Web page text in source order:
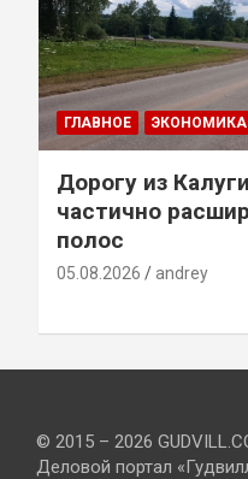
ГЛАВНОЕ ЭКОНОМИКА
Дорогу из
частично
полос
05.08.2026 andrey
© 2015 – 2026
Деловой портал